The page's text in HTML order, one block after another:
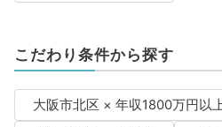
こだわり条件から探す
大阪市北区 × 年収1800万円以